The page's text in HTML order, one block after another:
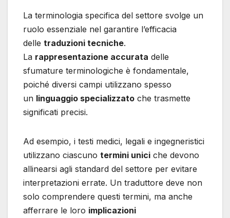
La terminologia specifica del settore svolge un
ruolo essenziale nel garantire l’efficacia
delle traduzioni tecniche.
La rappresentazione accurata delle
sfumature terminologiche è fondamentale,
poiché diversi campi utilizzano spesso
un linguaggio specializzato che trasmette
significati precisi.
Ad esempio, i testi medici, legali e ingegneristici
utilizzano ciascuno termini unici che devono
allinearsi agli standard del settore per evitare
interpretazioni errate. Un traduttore deve non
solo comprendere questi termini, ma anche
afferrare le loro implicazioni